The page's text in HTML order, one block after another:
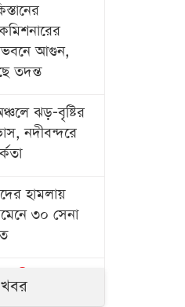
আগুন,
তদন্ত
ঝড়-বৃষ্টির
নদীবন্দরে
হামলায়
৩০ সেনা
তালিকা